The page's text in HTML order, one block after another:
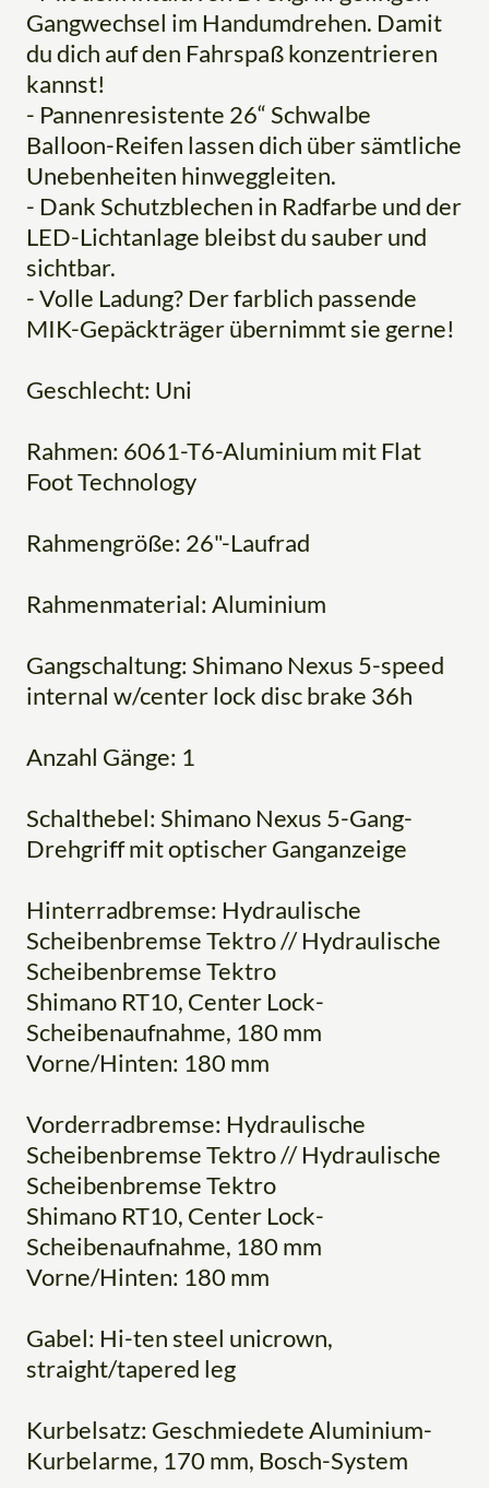
Gangwechsel im Handumdrehen. Damit
du dich auf den Fahrspaß konzentrieren
kannst!
- Pannenresistente 26“ Schwalbe
Balloon-Reifen lassen dich über sämtliche
Unebenheiten hinweggleiten.
- Dank Schutzblechen in Radfarbe und der
LED-Lichtanlage bleibst du sauber und
sichtbar.
- Volle Ladung? Der farblich passende
MIK-Gepäckträger übernimmt sie gerne!
Geschlecht: Uni
Rahmen: 6061-T6-Aluminium mit Flat
Foot Technology
Rahmengröße: 26"-Laufrad
Rahmenmaterial: Aluminium
Gangschaltung: Shimano Nexus 5-speed
internal w/center lock disc brake 36h
Anzahl Gänge: 1
Schalthebel: Shimano Nexus 5-Gang-
Drehgriff mit optischer Ganganzeige
Hinterradbremse: Hydraulische
Scheibenbremse Tektro // Hydraulische
Scheibenbremse Tektro
Shimano RT10, Center Lock-
Scheibenaufnahme, 180 mm
Vorne/Hinten: 180 mm
Vorderradbremse: Hydraulische
Scheibenbremse Tektro // Hydraulische
Scheibenbremse Tektro
Shimano RT10, Center Lock-
Scheibenaufnahme, 180 mm
Vorne/Hinten: 180 mm
Gabel: Hi-ten steel unicrown,
straight/tapered leg
Kurbelsatz: Geschmiedete Aluminium-
Kurbelarme, 170 mm, Bosch-System